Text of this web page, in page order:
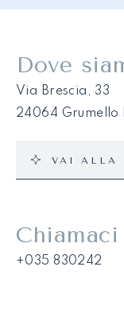
Dove
Via Brescia, 33
24064 Grumello
VAI ALLA
Chiamaci
+035 830242